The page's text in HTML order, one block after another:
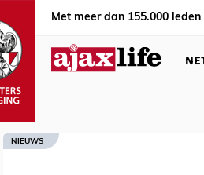
Met meer dan 155.000
NIEUWS